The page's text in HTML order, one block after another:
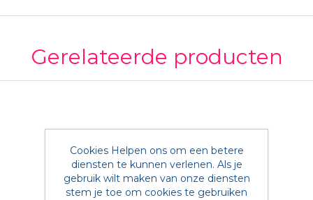
Gerelateerde producten
Cookies Helpen ons om een betere
diensten te kunnen verlenen. Als je
gebruik wilt maken van onze diensten
stem je toe om cookies te gebruiken